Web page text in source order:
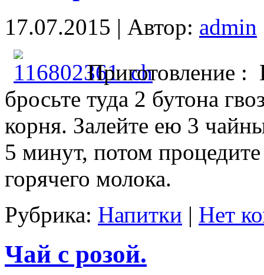
17.07.2015 | Автор: admin
Приготовление :
бросьте туда 2 бутона
корня. Залейте ею 3
5 минут, потом
горячего молока.
Рубрика: Напитки | Нет
Чай с розой.